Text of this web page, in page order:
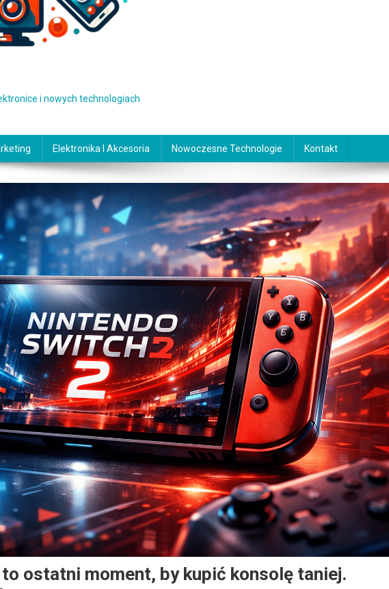
i nowych technologiach
Elektronika I Akcesoria Nowoczesne Technologie Kontakt
ostatni moment, by kupić konsolę taniej.